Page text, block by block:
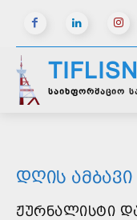
საინფორმაციო
ᲓᲦᲘᲡ ᲐᲛᲑᲐᲕᲘ
ᲟᲣᲠᲜᲐᲚᲘᲡᲢᲘ